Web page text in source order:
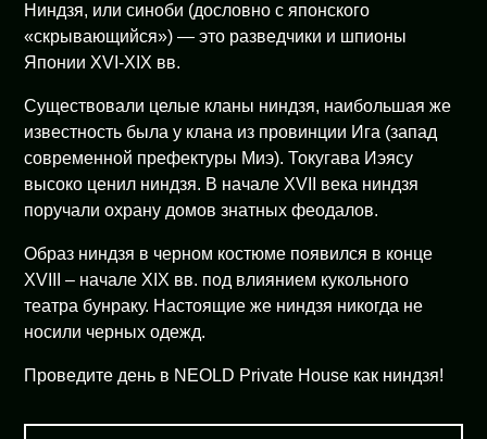
Ниндзя, или синоби (дословно с японского
«скрывающийся») — это разведчики и шпионы
Японии XVI-XIX вв.
Существовали целые кланы ниндзя, наибольшая же
известность была у клана из провинции Ига (запад
современной префектуры Миэ). Токугава Иэясу
высоко ценил ниндзя. В начале XVII века ниндзя
поручали охрану домов знатных феодалов.
Образ ниндзя в черном костюме появился в конце
XVIII – начале XIX вв. под влиянием кукольного
театра бунраку. Настоящие же ниндзя никогда не
носили черных одежд.
Проведите день в NEOLD Private House как ниндзя!